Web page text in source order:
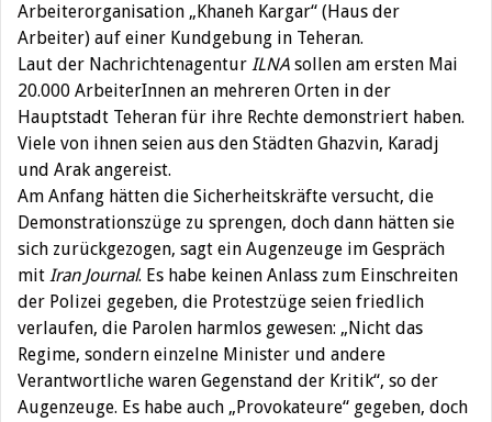
Arbeiterorganisation „Khaneh Kargar“ (Haus der
Arbeiter) auf einer Kundgebung in Teheran.
Laut der Nachrichtenagentur ILNA sollen am ersten Mai
20.000 ArbeiterInnen an mehreren Orten in der
Hauptstadt Teheran für ihre Rechte demonstriert haben.
Viele von ihnen seien aus den Städten Ghazvin, Karadj
und Arak angereist.
Am Anfang hätten die Sicherheitskräfte versucht, die
Demonstrationszüge zu sprengen, doch dann hätten sie
sich zurückgezogen, sagt ein Augenzeuge im Gespräch
mit Iran Journal. Es habe keinen Anlass zum Einschreiten
der Polizei gegeben, die Protestzüge seien friedlich
verlaufen, die Parolen harmlos gewesen: „Nicht das
Regime, sondern einzelne Minister und andere
Verantwortliche waren Gegenstand der Kritik“, so der
Augenzeuge. Es habe auch „Provokateure“ gegeben, doch